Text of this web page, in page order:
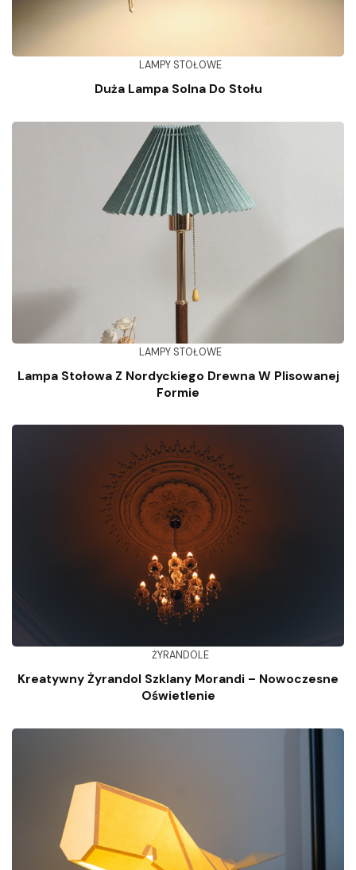
LAMPY STOŁOWE
Duża Lampa Solna Do Stołu
LAMPY STOŁOWE
Lampa Stołowa Z Nordyckiego Drewna W Plisowanej
Formie
ŻYRANDOLE
Kreatywny Żyrandol Szklany Morandi – Nowoczesne
Oświetlenie